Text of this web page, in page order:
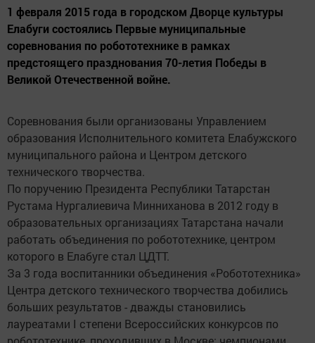
1 февраля 2015 года в городском Дворце культуры
Елабуги состоялись Первые муниципальные
соревнования по робототехнике в рамках
предстоящего празднования 70-летия Победы в
Великой Отечественной войне.
Соревнования были организованы Управлением
образования Исполнительного комитета Елабужского
муниципального района и Центром детского
технического творчества.
По поручению Президента Республики Татарстан
Рустама Нургалиевича Минниханова в 2012 году в
образовательных организациях Татарстана начали
работать объединения по робототехнике, центром
которого в Елабуге стал ЦДТТ.
За 3 года воспитанники объединения «Робототехника»
Центра детского технического творчества добились
больших результатов - дважды становились
лауреатами I степени Всероссийских конкурсов по